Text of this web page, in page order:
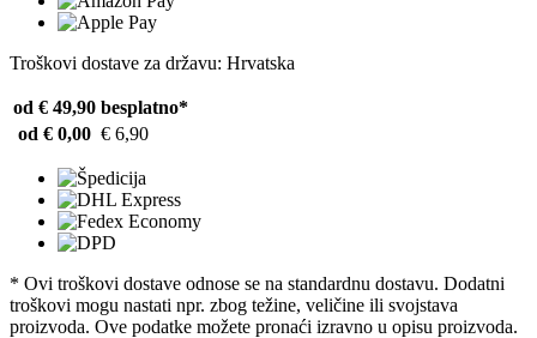
Troškovi dostave za državu: Hrvatska
od € 49,90 besplatno*
od € 0,00 € 6,90
* Ovi troškovi dostave odnose se na standardnu ​​dostavu. Dodatni
troškovi mogu nastati npr. zbog težine, veličine ili svojstava
proizvoda. Ove podatke možete pronaći izravno u opisu proizvoda.